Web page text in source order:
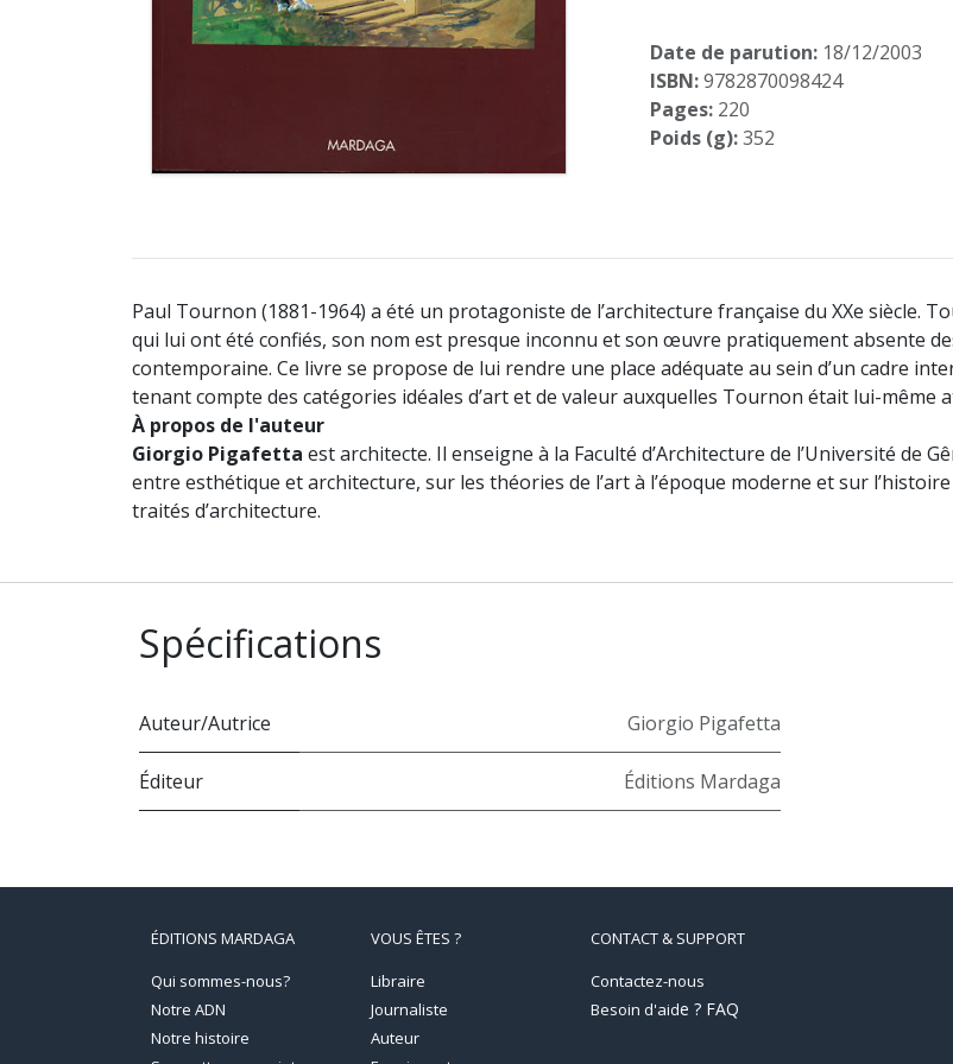
Date de parution: 18/12/2003
ISBN:9782870098424
Pages: 220
Poids (g):352
Paul Tournon (1881-1964) a été un protagoniste de l’architecture française du XXe siècle.
qui lui ont été confiés, son nom est presque inconnu et son œuvre pratiquement absente
contemporaine. Ce livre se propose de lui rendre une place adéquate au sein d’un cadre
tenant compte des catégories idéales d’art et de valeur auxquelles Tournon était lui-même
À propos de l'auteur
Giorgio Pigafetta est architecte. Il enseigne à la Faculté d’Architecture de l’Université de
entre esthétique et architecture, sur les théories de l’art à l’époque moderne et sur
traités d’architecture.
Spécifications
Auteur/Autrice Giorgio Pigafetta
Éditeur Éditions Mardaga
VOUS ÊTES ?
Libraire
Journaliste
Auteur
CONTACT & SUPPORT
Contactez-nous
Besoin d'aide ? FAQ
ÉDITIONS MARDAGA
Qui sommes-nous?
Notre ADN
Notre histoire